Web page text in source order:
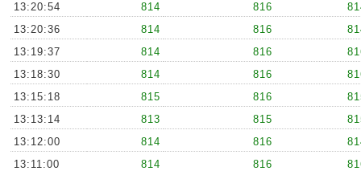
13:20:54
814 816
13:20:36
814 816
13:19:37
814 816
13:18:30
814 816
13:15:18
815 816
13:13:14
813 815
13:12:00
814 816
13:11:00
814 816